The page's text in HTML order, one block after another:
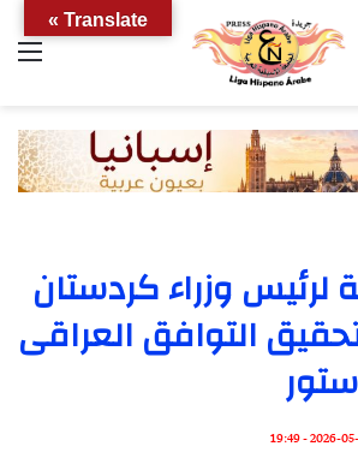
لرئيس وزراء كردستان
التوافق العراقى
2026-05-24 -
Translate »